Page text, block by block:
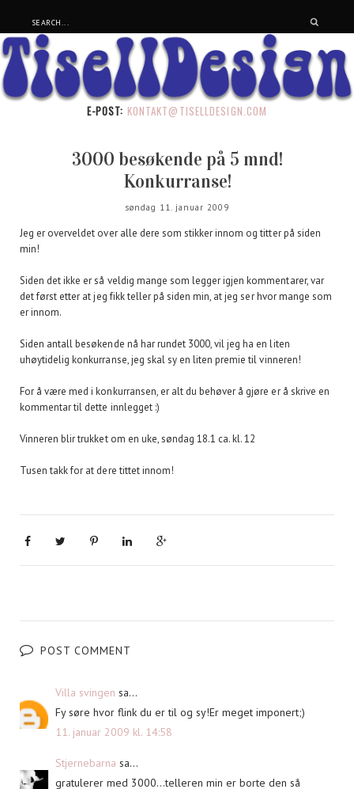
E-POST: KONTAKT@TISELLDESIGN.COM
3000 besøkende på 5 mnd!
Konkurranse!
søndag 11. januar 2009
Jeg er overveldet over alle dere som stikker innom og titter på siden
min!
Siden det ikke er så veldig mange som legger igjen kommentarer, var
det først etter at jeg fikk teller på siden min, at jeg ser hvor mange som
er innom.
Siden antall besøkende nå har rundet 3000, vil jeg ha en liten
uhøytidelig konkurranse, jeg skal sy en liten premie til vinneren!
For å være med i konkurransen, er alt du behøver å gjøre er å skrive en
kommentar til dette innlegget :)
Vinneren blir trukket om en uke, søndag 18.1 ca. kl. 12
Tusen takk for at dere tittet innom!
POST COMMENT
Villa svingen sa...
Fy søre hvor flink du er til og sy!Er meget imponert;)
11. januar 2009 kl. 14:58
Stjernebarna sa...
gratulerer med 3000...telleren min er borte den så